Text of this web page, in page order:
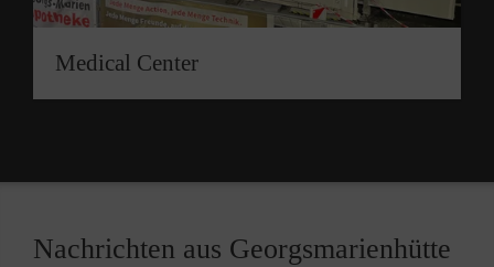
Medical Center
Nachrichten aus Georgsmarienhütte